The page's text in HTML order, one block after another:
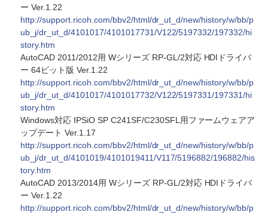
ー Ver.1.22
http://support.ricoh.com/bbv2/html/dr_ut_d/new/history/w/bb/p
ub_j/dr_ut_d/4101017/4101017731/V122/5197332/197332/hi
story.htm
AutoCAD 2011/2012用 Wシリーズ RP-GL/2対応 HDIドライバ
ー 64ビット版 Ver.1.22
http://support.ricoh.com/bbv2/html/dr_ut_d/new/history/w/bb/p
ub_j/dr_ut_d/4101017/4101017732/V122/5197331/197331/hi
story.htm
Windows対応 IPSiO SP C241SF/C230SFL用ファームウェアア
ップデート Ver.1.17
http://support.ricoh.com/bbv2/html/dr_ut_d/new/history/w/bb/p
ub_j/dr_ut_d/4101019/4101019411/V117/5196882/196882/his
tory.htm
AutoCAD 2013/2014用 Wシリーズ RP-GL/2対応 HDIドライバ
ー Ver.1.22
http://support.ricoh.com/bbv2/html/dr_ut_d/new/history/w/bb/p